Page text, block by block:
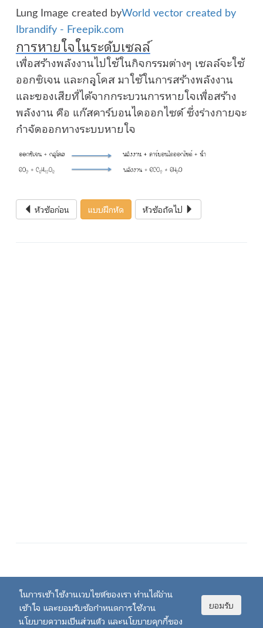
Lung Image created byWorld vector created by
Ibrandify - Freepik.com
การหายใจในระดับเซลล์
เพื่อสร้างพลังงานไปใช้ในกิจกรรมต่างๆ เซลล์จะใช้
ออกซิเจน และกลูโคส มาใช้ในการสร้างพลังงาน
และของเสียที่ได้จากกระบวนการหายใจเพื่อสร้าง
พลังงาน คือ แก๊สคาร์บอนไดออกไซด์ ซึ่งร่างกายจะ
กำจัดออกทางระบบหายใจ
หัวข้อก่อน แบบฝึกหัด หัวข้อถัดไป
ในการเข้าใช้งานเวบไซต์ของเรา ท่านได้อ่าน
เข้าใจ และยอมรับข้อกำหนดการใช้งาน
นโยบายความเป็นส่วนตัว และนโยบายคุกกี้ของ
ยอมรับ